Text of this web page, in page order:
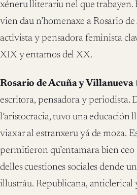
xéneru lliterariu nel que trabayen.
vien dau n’homenaxe a Rosario
activista y pensadora feminista
XIX y entamos del XX.
Rosario de Acuña y Villanueva
escritora, pensadora y periodista.
l’aristocracia, tuvo una educación
viaxar al estranxeru yá de moza.
permitieron qu’entamara bien ceo
delles cuestiones sociales dende
illustráu. Republicana, anticlerical